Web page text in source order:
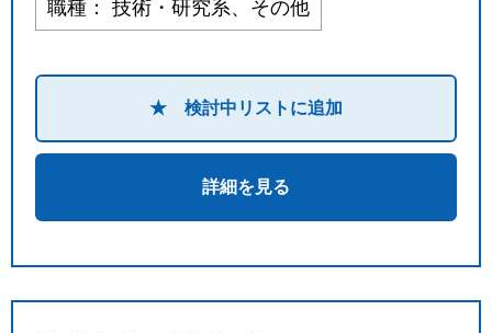
職種： 技術・研究系、その他
★ 検討中リストに追加
詳細を見る